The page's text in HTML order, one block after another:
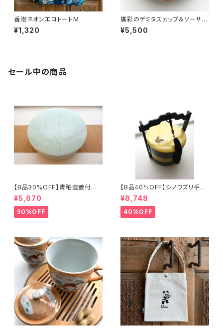
香港ネオンエコトートM
¥1,320
廣彩のデミタスカップ＆ソーサー
（70年代廣彩デッドストック）
¥5,500
セール中の商品
【B品30%OFF】青釉瓷蓋付盒
（蓮の実）
¥5,670
30%OFF
【B品40%OFF】シノワズリ手提
げ三段重「バタフライ」
¥8,748
40%OFF